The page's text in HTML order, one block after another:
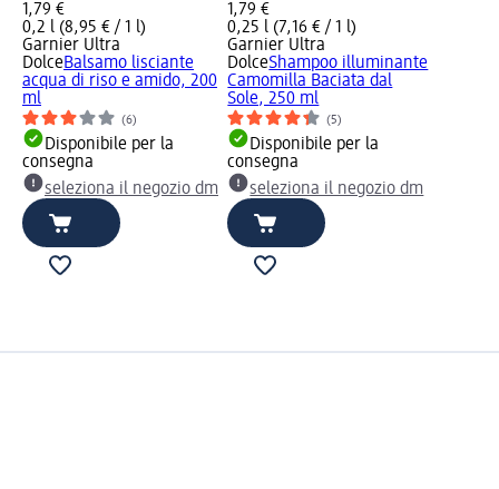
1,79 €
0,2 l (8,95 € / 1 l)
Garnier Ultra
DolceBalsamo lisciante
acqua di riso e amido, 200
ml
(6)
Disponibile per la
consegna
seleziona il negozio dm
1,79 €
0,25 l (7,16 € / 1 l)
Garnier Ultra
DolceShampoo illuminante
Camomilla Baciata dal
Sole, 250 ml
(5)
Disponibile per la
consegna
seleziona il negozio dm